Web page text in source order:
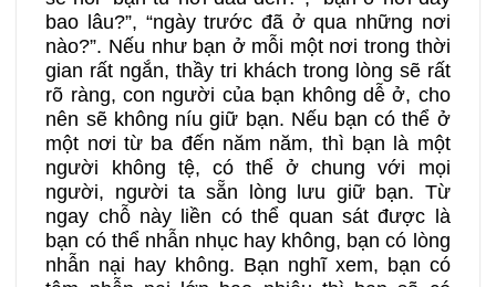
bao lâu?”, “ngày trước đã ở qua những nơi
nào?”. Nếu như bạn ở mỗi một nơi trong thời
gian rất ngắn, thầy tri khách trong lòng sẽ rất
rõ ràng, con người của bạn không dễ ở, cho
nên sẽ không níu giữ bạn. Nếu bạn có thể ở
một nơi từ ba đến năm năm, thì bạn là một
người không tệ, có thể ở chung với mọi
người, người ta sẵn lòng lưu giữ bạn. Từ
ngay chỗ này liền có thể quan sát được là
bạn có thể nhẫn nhục hay không, bạn có lòng
nhẫn nại hay không. Bạn nghĩ xem, bạn có